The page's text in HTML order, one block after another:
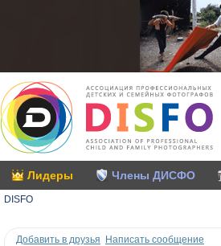
Лидеры Члены ДИСФО
DISFO
Добавить в друзья Написать сообщение